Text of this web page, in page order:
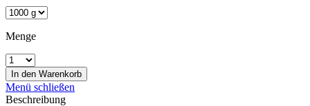
Menge
In den Warenkorb
Menü schließen
Beschreibung